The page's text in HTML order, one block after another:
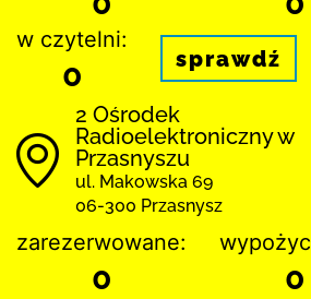
w czytelni:
0 sprawdź
2 Ośrodek
Radioelektroniczny w
Przasnyszu
ul. Makowska 69
06-300 Przasnysz
zarezerwowane:
0 0